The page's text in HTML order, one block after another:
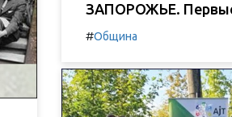
ЗАПОРОЖЬЕ.
#Община